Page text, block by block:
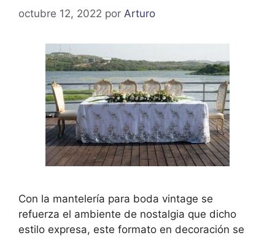
octubre 12, 2022 por Arturo
Con la mantelería para boda vintage se
refuerza el ambiente de nostalgia que dicho
estilo expresa, este formato en decoración se